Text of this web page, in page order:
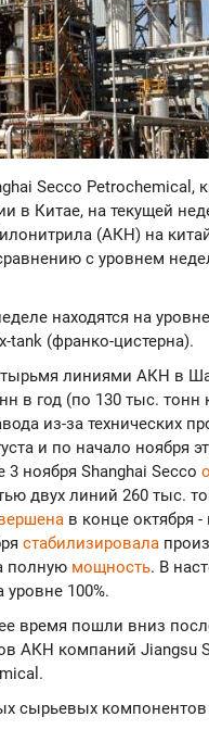
Secco Petrochemical,
в Китае, на текущей
(АКН) на
с уровнем
находятся на
tank (франко-цистерна).
линиями АКН в
в год (по 130 тыс. тонн
из-за технических
и по начало ноября
ноября Shanghai Secco
двух линий 260 тыс.
в конце октября -
стабилизировала
полную мощность. В
уровне 100%.
время пошли вниз
АКН компаний Jiangsu
сырьевых